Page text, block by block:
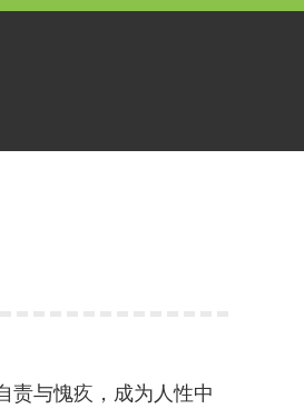
责与愧疚，成为人性中